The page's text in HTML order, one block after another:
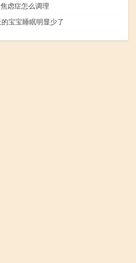
虑症怎么调理
宝宝睡眠明显少了